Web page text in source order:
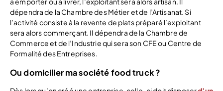
dépendra de la Chambre des Métier et de l’Artisanat. Si
l’activité consiste à la revente de plats préparé l’exploitant
sera alors commerçant. Il dépendra de la Chambre de
Commerce et de l’Industrie qui sera son CFE ou Centre de
Formalité des Entreprises.
Ou domicilier ma société food truck ?